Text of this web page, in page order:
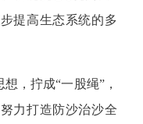
提高生态系统的多
，拧成“一股绳”，
力打造防沙治沙全